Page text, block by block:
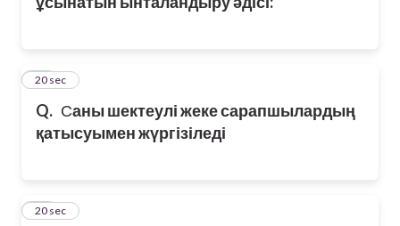
Q. Саны шектеулі жеке сарапшылардың
қатысуымен жүргізіледі
10
20 sec
11
20 sec